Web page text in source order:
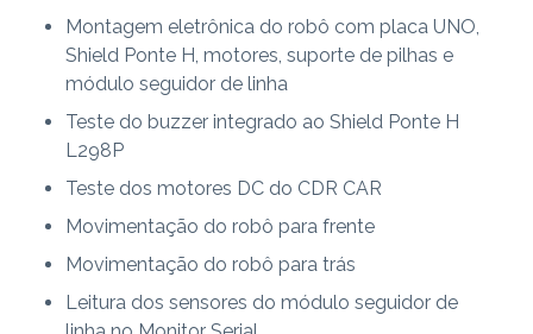
Montagem eletrônica do robô com placa UNO,
Shield Ponte H, motores, suporte de pilhas e
módulo seguidor de linha
Teste do buzzer integrado ao Shield Ponte H
L298P
Teste dos motores DC do CDR CAR
Movimentação do robô para frente
Movimentação do robô para trás
Leitura dos sensores do módulo seguidor de